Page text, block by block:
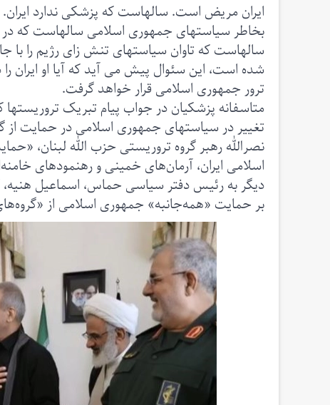
ایران مریض است. سالهاست که پزشکی ندارد ایران.
بخاطر سیاستهای جمهوری اسلامی سالهاست که
سالهاست که تاوان سیاستهای تنش زای رژیم را
شده است، این سئوال پیش می آید که آیا او
ترور جمهوری اسلامی قرار خواهد گرفت.
متاسفانه پزشکیان در جواب پیام تبریک
تغییر در سیاستهای جمهوری اسلامی در حمایت
نصرالله رهبر گروه تروریستی حزب الله لبنان،
اسلامی ایران، آرمان‌های خمینی و رهنمودهای
دیگر به رئیس دفتر سیاسی حماس، اسماعیل هنیه،
بر حمایت «همه‌جانبه» جمهوری اسلامی از